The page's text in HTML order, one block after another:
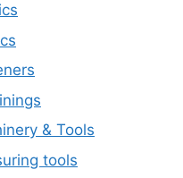
& Tools
tools